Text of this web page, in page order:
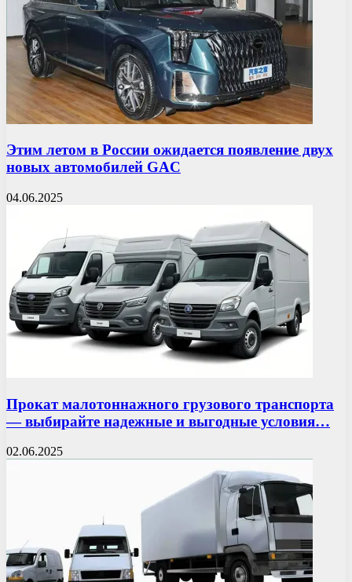
Этим летом в России ожидается появление двух
новых автомобилей GAC
04.06.2025
Прокат малотоннажного грузового транспорта
— выбирайте надежные и выгодные условия…
02.06.2025